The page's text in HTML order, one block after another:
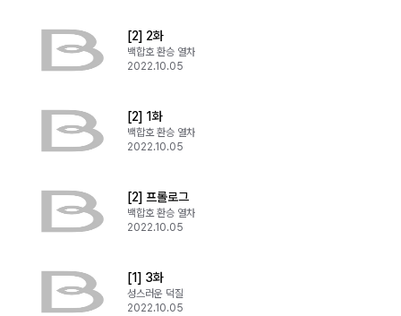
[2] 2화
백합호 환승 열차
2022.10.05
[2] 1화
백합호 환승 열차
2022.10.05
[2] 프롤로그
백합호 환승 열차
2022.10.05
[1] 3화
성스러운 덕질
2022.10.05